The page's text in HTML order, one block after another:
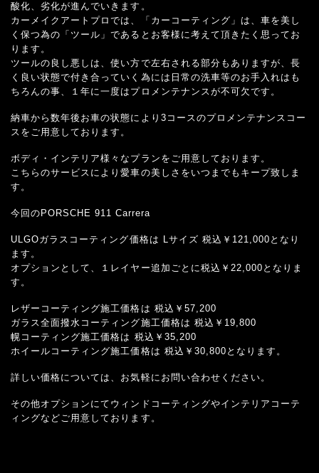
酸化、劣化が進んでいきます。
カーメイクアートプロでは、「カーコーティング」は、車を美し
く保つ為の「ツール」であるとお客様に考えて頂きたく思ってお
ります。
ツールの良し悪しは、使い方で左右される部分もありますが、長
く良い状態で付き合っていく為には日常の洗車等のお手入れはも
ちろんの事、１年に一度はプロメンテナンスが不可欠です。
納車から数年後お車の状態により3コースのプロメンテナンスコー
スをご用意しております。
ボディ・インテリア様々なプランをご用意しております。
こちらのサービスにより愛車の美しさをいつまでもキープ致しま
す。
今回のPORSCHE 911 Carrera
ULGOガラスコーティング価格は Lサイズ 税込￥121,000となり
ます。
オプションとして、１レイヤー追加ごとに税込￥22,000となりま
す。
レザーコーティング施工価格は 税込￥57,200
ガラス全面撥水コーティング施工価格は 税込￥19,800
幌コーティング施工価格は 税込￥35,200
ホイールコーティング施工価格は 税込￥30,800となります。
詳しい価格については、お気軽にお問い合わせください。
その他オプションにてウィンドコーティングやインテリアコーテ
ィングなどご用意しております。